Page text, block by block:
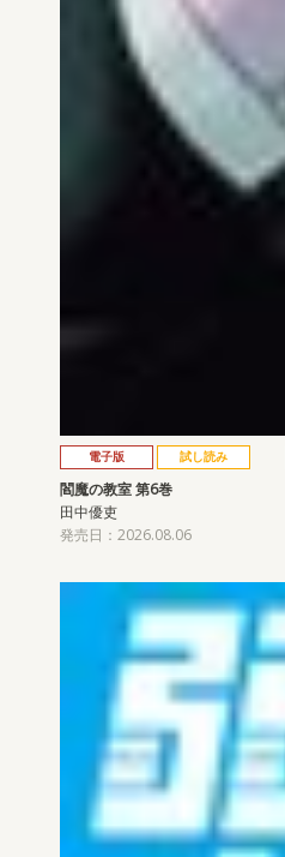
電子版 試し読み
閻魔の教室 第6巻
田中優吏
発売日：2026.08.06